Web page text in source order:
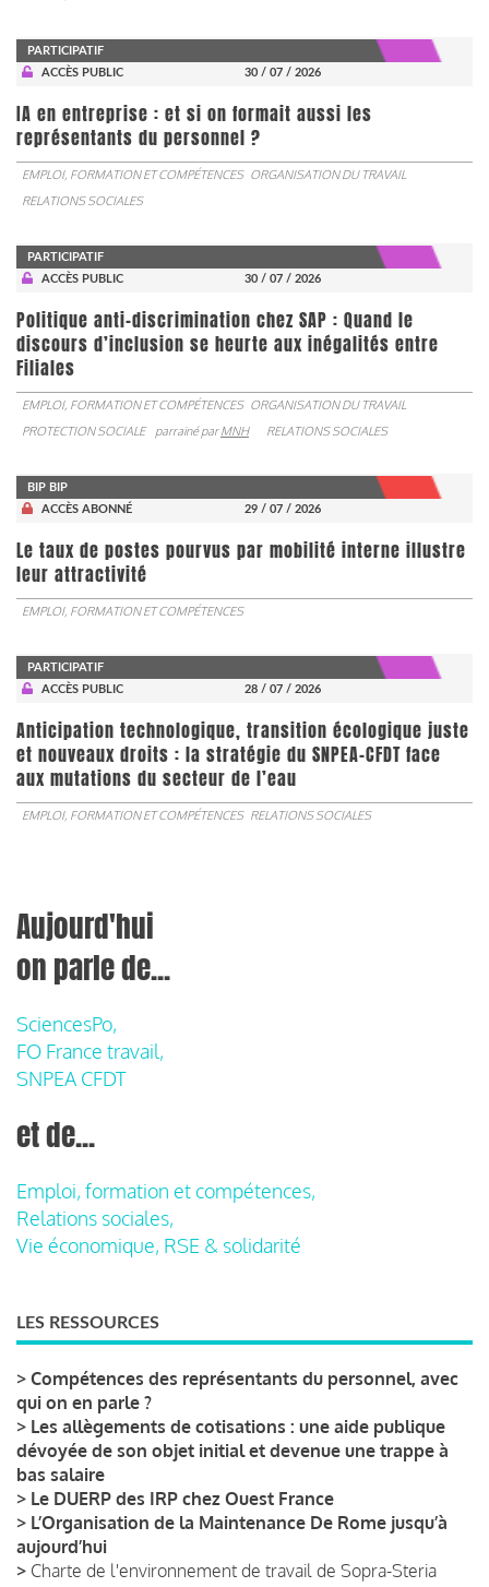
PARTICIPATIF
ACCÈS PUBLIC
30 / 07 / 2026
IA en entreprise : et si on formait aussi les
représentants du personnel ?
EMPLOI, FORMATION ET COMPÉTENCES ORGANISATION DU TRAVAIL
RELATIONS SOCIALES
PARTICIPATIF
ACCÈS PUBLIC
30 / 07 / 2026
Politique anti-discrimination chez SAP : Quand le
discours d’inclusion se heurte aux inégalités entre
Filiales
EMPLOI, FORMATION ET COMPÉTENCES ORGANISATION DU TRAVAIL
PROTECTION SOCIALE
parrainé parMNH RELATIONS SOCIALES
BIP BIP
ACCÈS ABONNÉ
29 / 07 / 2026
Le taux de postes pourvus par mobilité interne illustre
leur attractivité
EMPLOI, FORMATION ET COMPÉTENCES
PARTICIPATIF
ACCÈS PUBLIC
28 / 07 / 2026
Anticipation technologique, transition écologique juste
et nouveaux droits : la stratégie du SNPEA-CFDT face
aux mutations du secteur de l’eau
EMPLOI, FORMATION ET COMPÉTENCES RELATIONS SOCIALES
Aujourd'hui
on parle de...
SciencesPo,
FO France travail,
SNPEA CFDT
et de...
Emploi, formation et compétences,
Relations sociales,
Vie économique, RSE & solidarité
LES RESSOURCES
> Compétences des représentants du personnel, avec
qui on en parle ?
> Les allègements de cotisations : une aide publique
dévoyée de son objet initial et devenue une trappe à
bas salaire
> Le DUERP des IRP chez Ouest France
> L’Organisation de la Maintenance De Rome jusqu’à
aujourd’hui
> Charte de l'environnement de travail de Sopra-Steria